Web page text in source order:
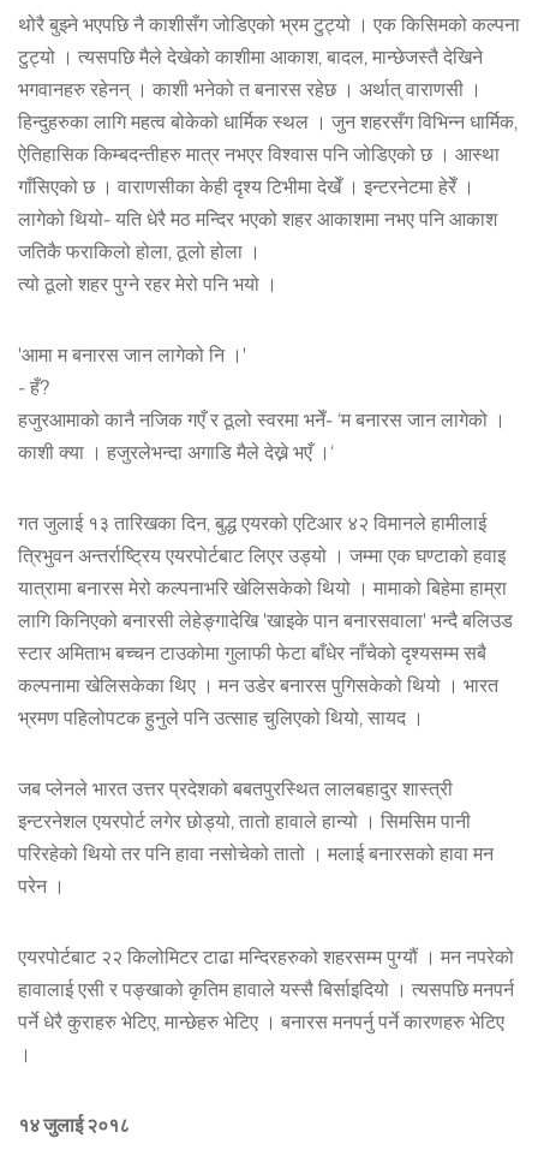
थोरै बुझ्ने भएपछि नै काशीसँग जोडिएको भ्रम टुट्यो । एक किसिमको कल्पना
टुट्यो । त्यसपछि मैले देखेको काशीमा आकाश, बादल, मान्छेजस्तै देखिने
भगवानहरु रहेनन् । काशी भनेको त बनारस रहेछ । अर्थात् वाराणसी ।
हिन्दुहरुका लागि महत्व बोकेको धार्मिक स्थल । जुन शहरसँग विभिन्न धार्मिक,
ऐतिहासिक किम्बदन्तीहरु मात्र नभएर विश्वास पनि जोडिएको छ । आस्था
गाँसिएको छ । वाराणसीका केही दृश्य टिभीमा देखेँ । इन्टरनेटमा हेरेँ ।
लागेको थियो- यति धेरै मठ मन्दिर भएको शहर आकाशमा नभए पनि आकाश
जतिकै फराकिलो होला, ठूलो होला ।
त्यो ठूलो शहर पुग्ने रहर मेरो पनि भयो ।
'आमा म बनारस जान लागेको नि ।'
- हँ?
हजुरआमाको कानै नजिक गएँ र ठूलो स्वरमा भनेँ- ‘म बनारस जान लागेको ।
काशी क्या । हजुरलेभन्दा अगाडि मैले देख्ने भएँ ।‘
गत जुलाई १३ तारिखका दिन, बुद्ध एयरको एटिआर ४२ विमानले हामीलाई
त्रिभुवन अन्तर्राष्ट्रिय एयरपोर्टबाट लिएर उड्यो । जम्मा एक घण्टाको हवाइ
यात्रामा बनारस मेरो कल्पनाभरि खेलिसकेको थियो । मामाको बिहेमा हाम्रा
लागि किनिएको बनारसी लेहेङ्गादेखि 'खाइके पान बनारसवाला' भन्दै बलिउड
स्टार अमिताभ बच्चन टाउकोमा गुलाफी फेटा बाँधेर नाँचेको दृश्यसम्म सबै
कल्पनामा खेलिसकेका थिए । मन उडेर बनारस पुगिसकेको थियो । भारत
भ्रमण पहिलोपटक हुनुले पनि उत्साह चुलिएको थियो, सायद ।
जब प्लेनले भारत उत्तर प्रदेशको बबतपुरस्थित लालबहादुर शास्त्री
इन्टरनेशल एयरपोर्ट लगेर छोड्यो, तातो हावाले हान्यो । सिमसिम पानी
परिरहेको थियो तर पनि हावा नसोचेको तातो । मलाई बनारसको हावा मन
परेन ।
एयरपोर्टबाट २२ किलोमिटर टाढा मन्दिरहरुको शहरसम्म पुग्यौं । मन नपरेको
हावालाई एसी र पङ्खाको कृतिम हावाले यस्सै बिर्साइदियो । त्यसपछि मनपर्न
पर्ने धेरै कुराहरु भेटिए, मान्छेहरु भेटिए । बनारस मनपर्नु पर्ने कारणहरु भेटिए
।
१४ जुलाई २०१८